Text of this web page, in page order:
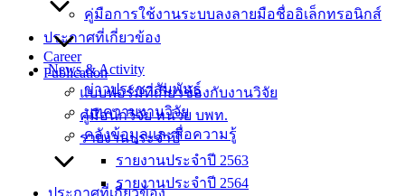
คู่มือการใช้งานระบบลงลายมือชื่ออิเล็กทรอนิกส์
News & Activity
ข่าวประชาสัมพันธ์
บทความงานวิจัย
คลังข้อมูลและสื่อความรู้
ประกาศที่เกี่ยวข้อง
ประกาศที่เกี่ยวข้อง
Career
Publication
แบบฟอร์มที่เกี่ยวข้องกับงานวิจัย
คู่มือนักวิจัย หน่วย บพท.
รายงานประจำปี
รายงานประจำปี 2563
รายงานประจำปี 2564